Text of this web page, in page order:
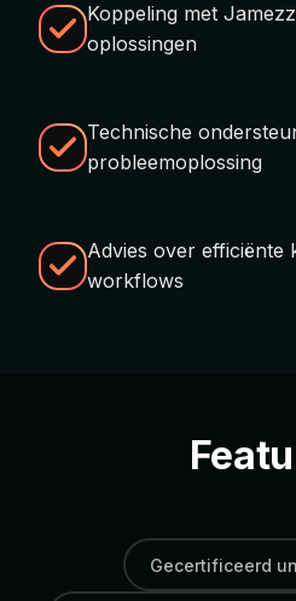
Koppeling met
oplossingen
Technische
probleemoplossing
Advies over efficiënte
workflows
Gecertificeerd